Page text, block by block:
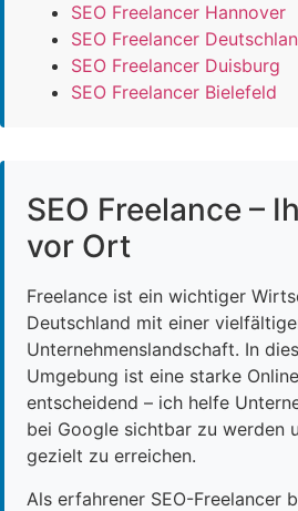
SEO Freelancer Hannover
SEO Freelancer
SEO Freelancer Duisburg
SEO Freelancer Bielefeld
SEO Freelance –
vor Ort
Freelance ist ein wichtiger
Deutschland mit einer
Unternehmenslandschaft. In
Umgebung ist eine starke
entscheidend – ich helfe
bei Google sichtbar zu werden
gezielt zu erreichen.
Als erfahrener SEO-Freelancer